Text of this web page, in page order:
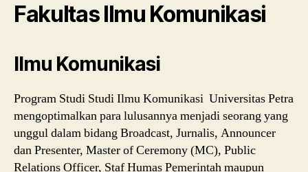
Fakultas Ilmu Komunikasi
Ilmu Komunikasi
Program Studi Studi Ilmu Komunikasi Universitas Petra
mengoptimalkan para lulusannya menjadi seorang yang
unggul dalam bidang Broadcast, Jurnalis, Announcer
dan Presenter, Master of Ceremony (MC), Public
Relations Officer, Staf Humas Pemerintah maupun